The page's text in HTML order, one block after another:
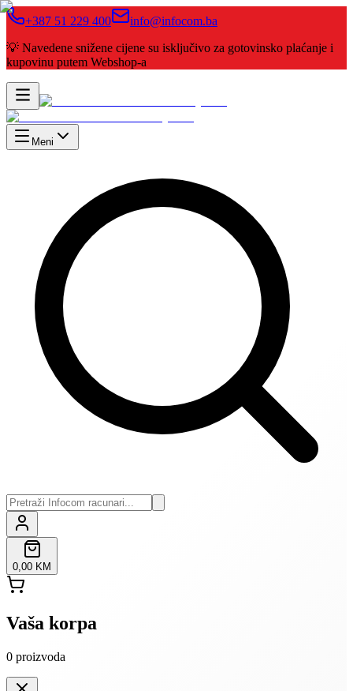
+387 51 229 400
info@infocom.ba
💡 Navedene snižene cijene su isključivo za gotovinsko plaćanje i
kupovinu putem Webshop-a
Meni
0,00 KM
Vaša korpa
0 proizvoda